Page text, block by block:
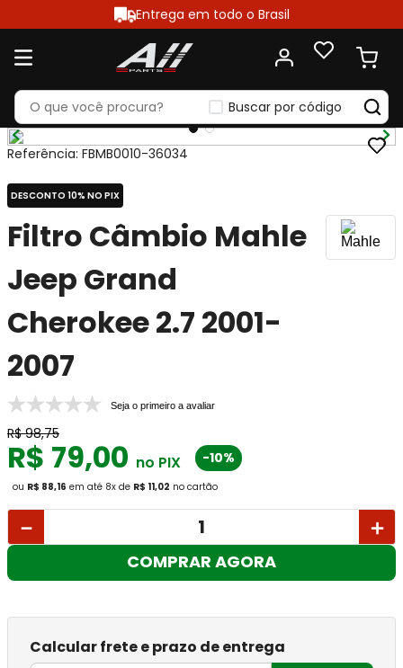
Entrega em todo o Brasil
Buscar por código
Referência: FBMB0010-36034
DESCONTO 10% NO PIX
Filtro Câmbio Mahle
Jeep Grand
Cherokee 2.7 2001-
2007
Seja o primeiro a avaliar
R$ 98,75
R$ 79,00 no PIX -10%
ou R$ 88,16 em até 8x de R$ 11,02 no cartão
＋
－
COMPRAR AGORA
Calcular frete e prazo de entrega